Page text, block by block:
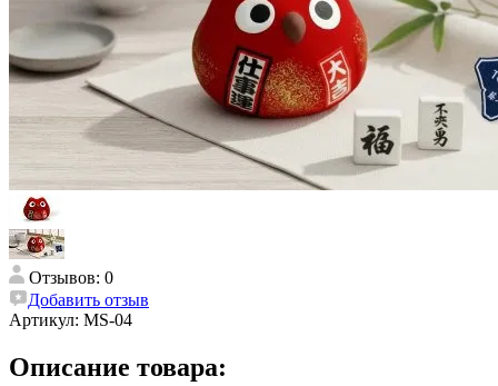
Отзывов: 0
Добавить отзыв
Артикул: MS-04
Описание товара: